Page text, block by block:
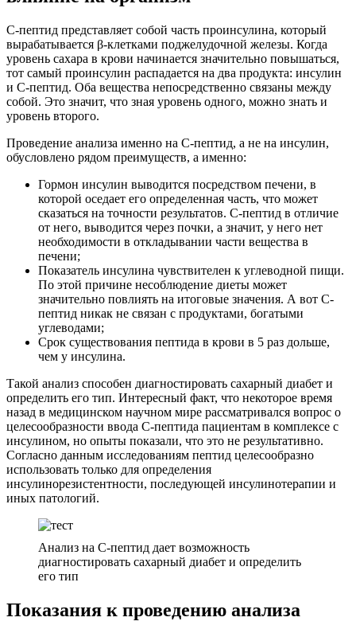
С-пептид представляет собой часть проинсулина, который
вырабатывается β-клетками поджелудочной железы. Когда
уровень сахара в крови начинается значительно повышаться,
тот самый проинсулин распадается на два продукта: инсулин
и С-пептид. Оба вещества непосредственно связаны между
собой. Это значит, что зная уровень одного, можно знать и
уровень второго.
Проведение анализа именно на С-пептид, а не на инсулин,
обусловлено рядом преимуществ, а именно:
Гормон инсулин выводится посредством печени, в
которой оседает его определенная часть, что может
сказаться на точности результатов. С-пептид в отличие
от него, выводится через почки, а значит, у него нет
необходимости в откладывании части вещества в
печени;
Показатель инсулина чувствителен к углеводной пищи.
По этой причине несоблюдение диеты может
значительно повлиять на итоговые значения. А вот С-
пептид никак не связан с продуктами, богатыми
углеводами;
Срок существования пептида в крови в 5 раз дольше,
чем у инсулина.
Такой анализ способен диагностировать сахарный диабет и
определить его тип. Интересный факт, что некоторое время
назад в медицинском научном мире рассматривался вопрос о
целесообразности ввода С-пептида пациентам в комплексе с
инсулином, но опыты показали, что это не результативно.
Согласно данным исследованиям пептид целесообразно
использовать только для определения
инсулинорезистентности, последующей инсулинотерапии и
иных патологий.
Анализ на С-пептид дает возможность
диагностировать сахарный диабет и определить
его тип
Показания к проведению анализа